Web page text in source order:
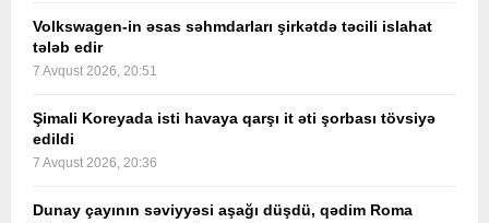
Volkswagen-in əsas səhmdarları şirkətdə təcili islahat
tələb edir
7 Avqust 2026, 20:51
Şimali Koreyada isti havaya qarşı it əti şorbası tövsiyə
edildi
7 Avqust 2026, 20:36
Dunay çayının səviyyəsi aşağı düşdü, qədim Roma